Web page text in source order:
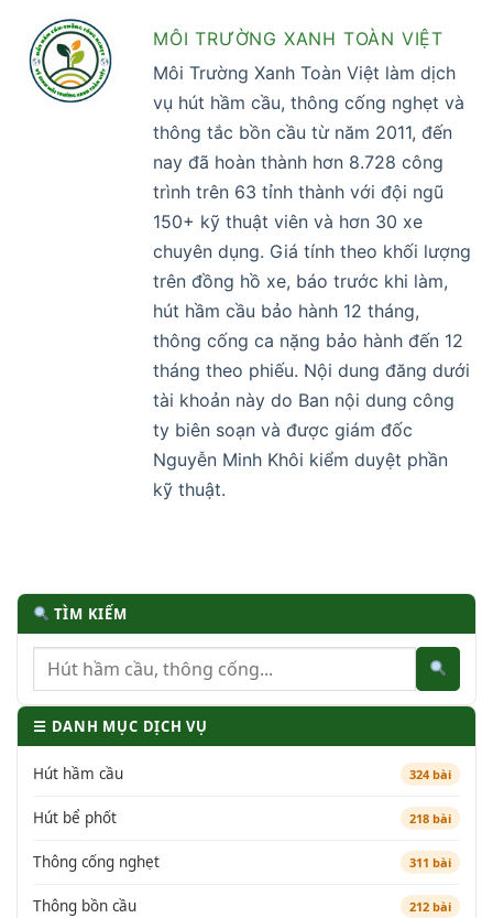
MÔI TRƯỜNG XANH TOÀN VIỆT
Môi Trường Xanh Toàn Việt làm dịch
vụ hút hầm cầu, thông cống nghẹt và
thông tắc bồn cầu từ năm 2011, đến
nay đã hoàn thành hơn 8.728 công
trình trên 63 tỉnh thành với đội ngũ
150+ kỹ thuật viên và hơn 30 xe
chuyên dụng. Giá tính theo khối lượng
trên đồng hồ xe, báo trước khi làm,
hút hầm cầu bảo hành 12 tháng,
thông cống ca nặng bảo hành đến 12
tháng theo phiếu. Nội dung đăng dưới
tài khoản này do Ban nội dung công
ty biên soạn và được giám đốc
Nguyễn Minh Khôi kiểm duyệt phần
kỹ thuật.
TÌM KIẾM
☰ DANH MỤC DỊCH VỤ
Hút hầm cầu 324 bài
Hút bể phốt 218 bài
Thông cống nghẹt 311 bài
Thông bồn cầu 212 bài